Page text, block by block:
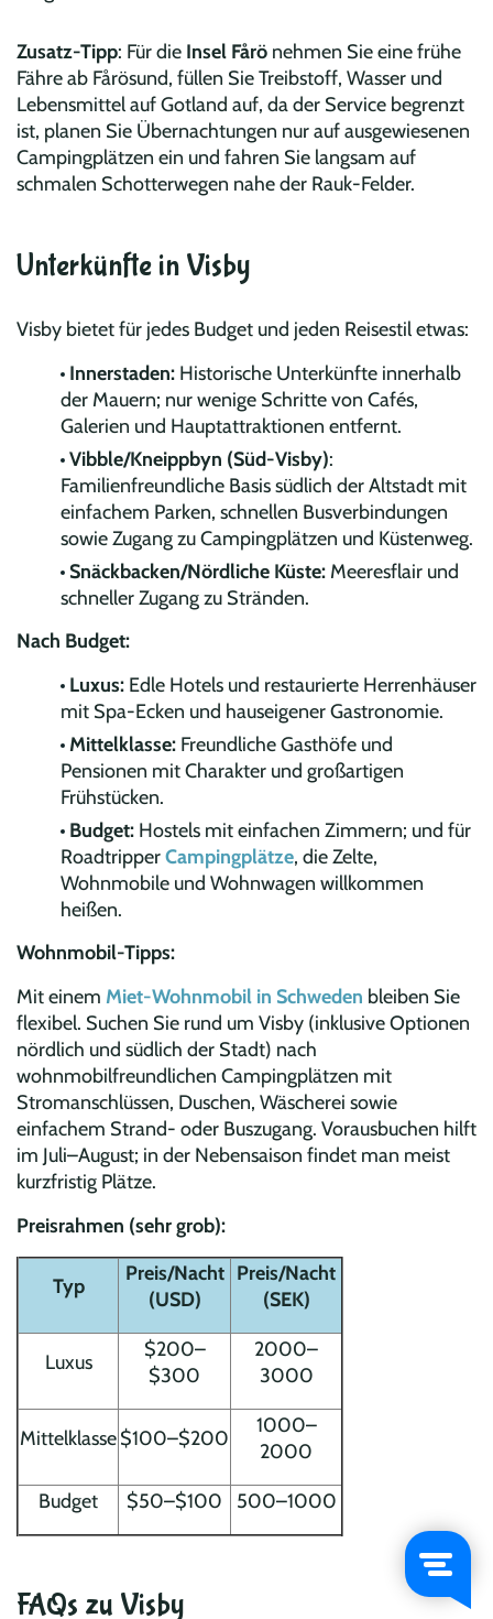
Zusatz-Tipp: Für die Insel Fårö nehmen Sie eine frühe
Fähre ab Fårösund, füllen Sie Treibstoff, Wasser und
Lebensmittel auf Gotland auf, da der Service begrenzt
ist, planen Sie Übernachtungen nur auf ausgewiesenen
Campingplätzen ein und fahren Sie langsam auf
schmalen Schotterwegen nahe der Rauk-Felder.
Unterkünfte in Visby
Visby bietet für jedes Budget und jeden Reisestil etwas:
Innerstaden: Historische Unterkünfte innerhalb
der Mauern; nur wenige Schritte von Cafés,
Galerien und Hauptattraktionen entfernt.
Vibble/Kneippbyn (Süd-Visby):
Familienfreundliche Basis südlich der Altstadt mit
einfachem Parken, schnellen Busverbindungen
sowie Zugang zu Campingplätzen und Küstenweg.
Snäckbacken/Nördliche Küste: Meeresflair und
schneller Zugang zu Stränden.
Nach Budget:
Luxus: Edle Hotels und restaurierte Herrenhäuser
mit Spa-Ecken und hauseigener Gastronomie.
Mittelklasse: Freundliche Gasthöfe und
Pensionen mit Charakter und großartigen
Frühstücken.
Budget: Hostels mit einfachen Zimmern; und für
RoadtripperCampingplätze, die Zelte,
Wohnmobile und Wohnwagen willkommen
heißen.
Wohnmobil-Tipps:
Mit einem Miet-Wohnmobil in Schweden bleiben Sie
flexibel. Suchen Sie rund um Visby (inklusive Optionen
nördlich und südlich der Stadt) nach
wohnmobilfreundlichen Campingplätzen mit
Stromanschlüssen, Duschen, Wäscherei sowie
einfachem Strand- oder Buszugang. Vorausbuchen hilft
im Juli–August; in der Nebensaison findet man meist
kurzfristig Plätze.
Preisrahmen (sehr grob):
Typ
Preis/Nacht
(USD)
Preis/Nacht
(SEK)
Luxus
$200–
$300
2000–
3000
Mittelklasse$100–$200
1000–
2000
Budget $50–$100 500–1000
FAQs zu Visby